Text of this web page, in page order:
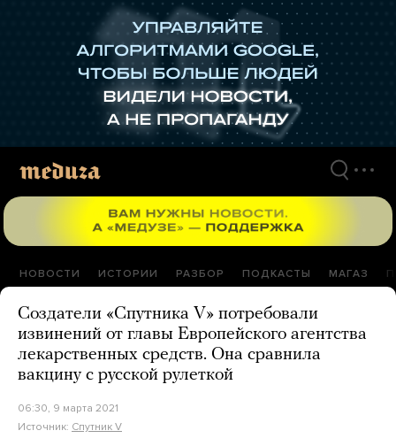
НОВОСТИ ИСТОРИИ РАЗБОР ПОДКАСТЫ МАГАЗ
Создатели «Спутника V» потребовали
извинений от главы Европейского агентства
лекарственных средств. Она сравнила
вакцину с русской рулеткой
06:30, 9 марта 2021
Источник: Спутник V